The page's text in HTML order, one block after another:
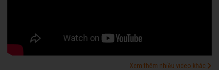
Xem thêm nhiều video khác